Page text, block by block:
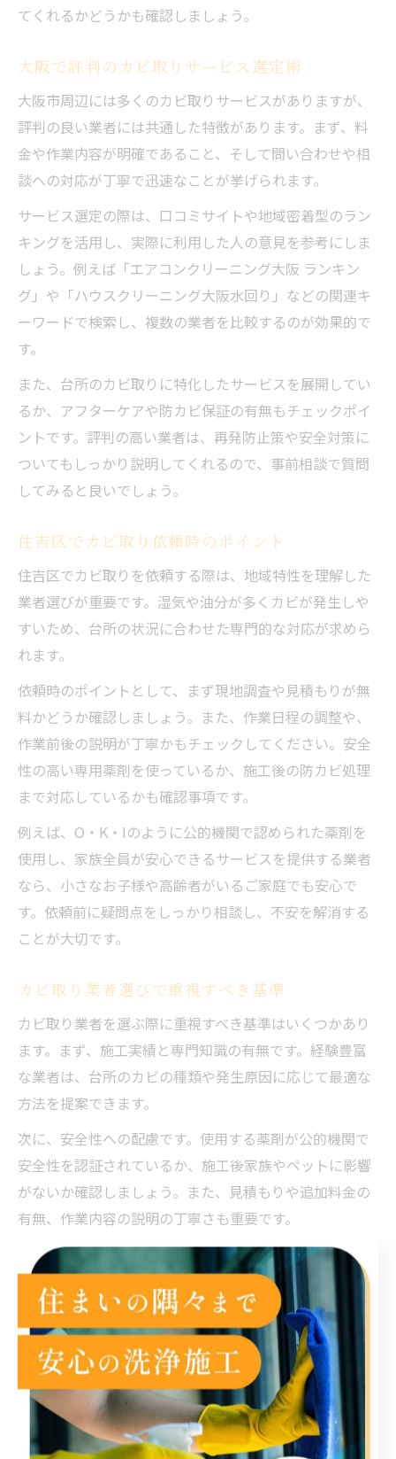
てくれるかどうかも確認しましょう。
大阪で評判のカビ取りサービス選定術
大阪市周辺には多くのカビ取りサービスがありますが、
評判の良い業者には共通した特徴があります。まず、料
金や作業内容が明確であること、そして問い合わせや相
談への対応が丁寧で迅速なことが挙げられます。
サービス選定の際は、口コミサイトや地域密着型のラン
キングを活用し、実際に利用した人の意見を参考にしま
しょう。例えば「エアコンクリーニング大阪 ランキン
グ」や「ハウスクリーニング大阪水回り」などの関連キ
ーワードで検索し、複数の業者を比較するのが効果的で
す。
また、台所のカビ取りに特化したサービスを展開してい
るか、アフターケアや防カビ保証の有無もチェックポイ
ントです。評判の高い業者は、再発防止策や安全対策に
ついてもしっかり説明してくれるので、事前相談で質問
してみると良いでしょう。
住吉区でカビ取り依頼時のポイント
住吉区でカビ取りを依頼する際は、地域特性を理解した
業者選びが重要です。湿気や油分が多くカビが発生しや
すいため、台所の状況に合わせた専門的な対応が求めら
れます。
依頼時のポイントとして、まず現地調査や見積もりが無
料かどうか確認しましょう。また、作業日程の調整や、
作業前後の説明が丁寧かもチェックしてください。安全
性の高い専用薬剤を使っているか、施工後の防カビ処理
まで対応しているかも確認事項です。
例えば、O・K・Iのように公的機関で認められた薬剤を
使用し、家族全員が安心できるサービスを提供する業者
なら、小さなお子様や高齢者がいるご家庭でも安心で
す。依頼前に疑問点をしっかり相談し、不安を解消する
ことが大切です。
カビ取り業者選びで重視すべき基準
カビ取り業者を選ぶ際に重視すべき基準はいくつかあり
ます。まず、施工実績と専門知識の有無です。経験豊富
な業者は、台所のカビの種類や発生原因に応じて最適な
方法を提案できます。
次に、安全性への配慮です。使用する薬剤が公的機関で
安全性を認証されているか、施工後家族やペットに影響
がないか確認しましょう。また、見積もりや追加料金の
有無、作業内容の説明の丁寧さも重要です。
さらに、アフターサービスや再発防止策の提案があるか
もポイントです。例えば、施工後に防カビ処理やメンテ
ナンス方法のアドバイスがあると、清潔な台所を長期間
維持できます。これらの基準を踏まえ、複数業者を比較
検討してください。
口コミ活用で安心のカビ取り業者選び
口コミは信頼できるカビ取り業者選びに欠かせない情報